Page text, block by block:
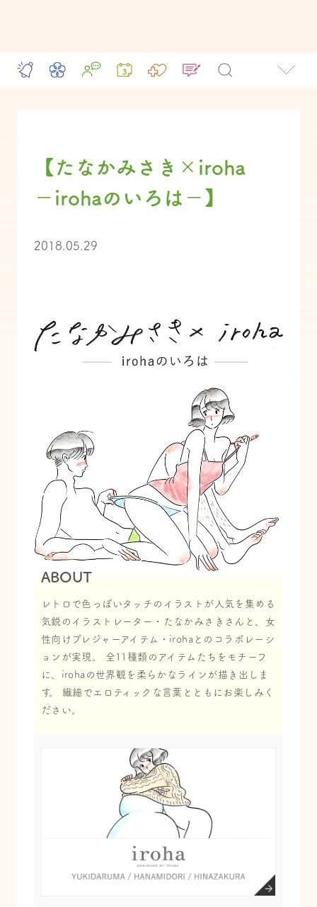
【たなかみさき×iroha
－irohaのいろは－】
2018.05.29
ABOUT
レトロで色っぽいタッチのイラストが人気を集める
気鋭のイラストレーター・たなかみさきさんと、女
性向けプレジャーアイテム・irohaとのコラボレーシ
ョンが実現。 全11種類のアイテムたちをモチーフ
に、irohaの世界観を柔らかなラインが描き出しま
す。 繊細でエロティックな言葉とともにお楽しみく
ださい。